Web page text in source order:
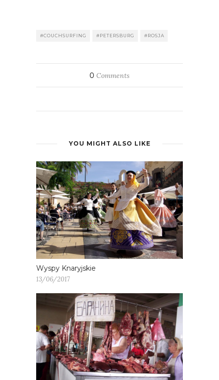
#COUCHSURFING #PETERSBURG #ROSJA
0 Comments
YOU MIGHT ALSO LIKE
Wyspy Knaryjskie
13/06/2017